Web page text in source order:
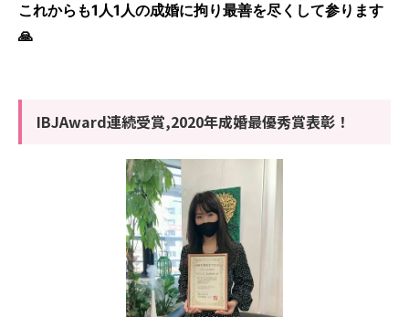
これからも1人1人の成婚に拘り最善を尽くして参ります
🙏
IBJAward連続受賞,2020年成婚最優秀賞表彰！